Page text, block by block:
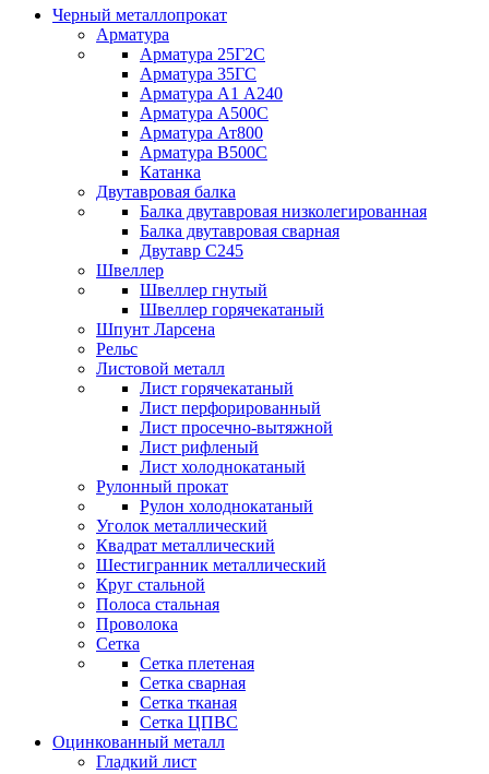
Черный металлопрокат
Арматура
Арматура 25Г2С
Арматура 35ГС
Арматура А1 А240
Арматура А500С
Арматура Ат800
Арматура В500С
Катанка
Двутавровая балка
Балка двутавровая низколегированная
Балка двутавровая сварная
Двутавр С245
Швеллер
Швеллер гнутый
Швеллер горячекатаный
Шпунт Ларсена
Рельс
Листовой металл
Лист горячекатаный
Лист перфорированный
Лист просечно-вытяжной
Лист рифленый
Лист холоднокатаный
Рулонный прокат
Рулон холоднокатаный
Уголок металлический
Квадрат металлический
Шестигранник металлический
Круг стальной
Полоса стальная
Проволока
Сетка
Сетка плетеная
Сетка сварная
Сетка тканая
Сетка ЦПВС
Оцинкованный металл
Гладкий лист